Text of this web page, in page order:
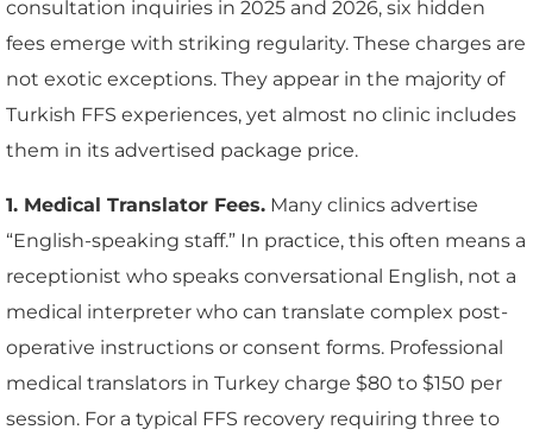
consultation inquiries in 2025 and 2026, six hidden
fees emerge with striking regularity. These charges are
not exotic exceptions. They appear in the majority of
Turkish FFS experiences, yet almost no clinic includes
them in its advertised package price.
1. Medical Translator Fees. Many clinics advertise
“English-speaking staff.” In practice, this often means a
receptionist who speaks conversational English, not a
medical interpreter who can translate complex post-
operative instructions or consent forms. Professional
medical translators in Turkey charge $80 to $150 per
session. For a typical FFS recovery requiring three to